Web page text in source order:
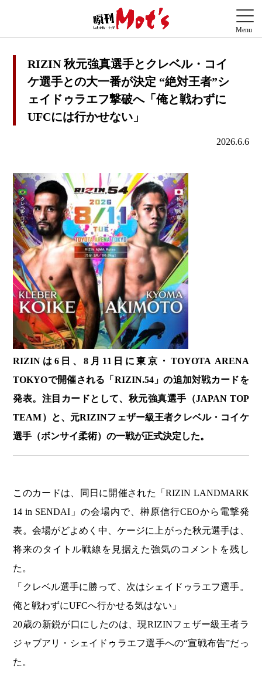
RIZIN 秋元強真選手とクレベル・コイ
ケ選手との大一番が決定 “絶対王者”シ
ェイドゥラエフ撃破へ「俺と戦わずに
UFCには行かせない」
2026.6.6
RIZINは6日、8月11日に東京・TOYOTA ARENA
TOKYOで開催される「RIZIN.54」の追加対戦カードを
発表。注目カードとして、秋元強真選手（JAPAN TOP
TEAM）と、元RIZINフェザー級王者クレベル・コイケ
選手（ボンサイ柔術）の一戦が正式決定した。
このカードは、同日に開催された「RIZIN LANDMARK
14 in SENDAI」の会場内で、榊原信行CEOから電撃発
表。会場がどよめく中、ケージに上がった秋元選手は、
将来のタイトル戦線を見据えた強気のコメントを残し
た。
「クレベル選手に勝って、次はシェイドゥラエフ選手。
俺と戦わずにUFCへ行かせる気はない」
20歳の新鋭が口にしたのは、現RIZINフェザー級王者ラ
ジャブアリ・シェイドゥラエフ選手への“宣戦布告”だっ
た。